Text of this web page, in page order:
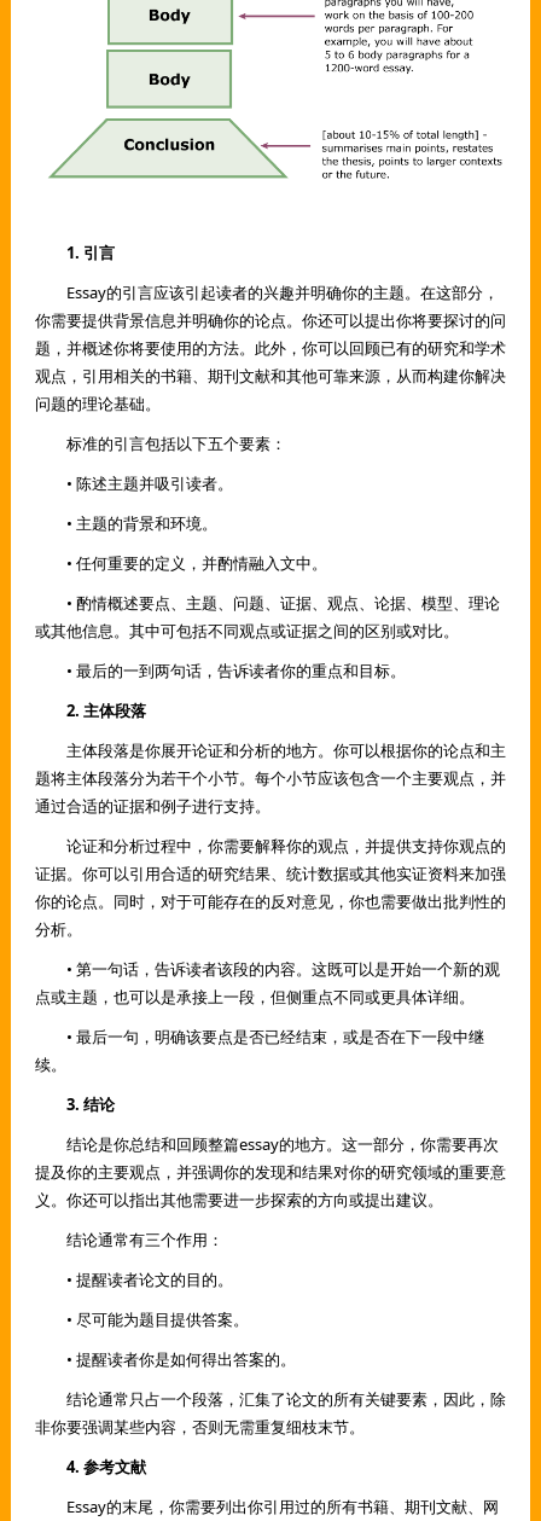
1. 引言
Essay的引言应该引起读者的兴趣并明确你的主题。在这部分，
你需要提供背景信息并明确你的论点。你还可以提出你将要探讨的问
题，并概述你将要使用的方法。此外，你可以回顾已有的研究和学术
观点，引用相关的书籍、期刊文献和其他可靠来源，从而构建你解决
问题的理论基础。
标准的引言包括以下五个要素：
• 陈述主题并吸引读者。
• 主题的背景和环境。
• 任何重要的定义，并酌情融入文中。
• 酌情概述要点、主题、问题、证据、观点、论据、模型、理论
或其他信息。其中可包括不同观点或证据之间的区别或对比。
• 最后的一到两句话，告诉读者你的重点和目标。
2. 主体段落
主体段落是你展开论证和分析的地方。你可以根据你的论点和主
题将主体段落分为若干个小节。每个小节应该包含一个主要观点，并
通过合适的证据和例子进行支持。
论证和分析过程中，你需要解释你的观点，并提供支持你观点的
证据。你可以引用合适的研究结果、统计数据或其他实证资料来加强
你的论点。同时，对于可能存在的反对意见，你也需要做出批判性的
分析。
• 第一句话，告诉读者该段的内容。这既可以是开始一个新的观
点或主题，也可以是承接上一段，但侧重点不同或更具体详细。
• 最后一句，明确该要点是否已经结束，或是否在下一段中继
续。
3. 结论
结论是你总结和回顾整篇essay的地方。这一部分，你需要再次
提及你的主要观点，并强调你的发现和结果对你的研究领域的重要意
义。你还可以指出其他需要进一步探索的方向或提出建议。
结论通常有三个作用：
• 提醒读者论文的目的。
• 尽可能为题目提供答案。
• 提醒读者你是如何得出答案的。
结论通常只占一个段落，汇集了论文的所有关键要素，因此，除
非你要强调某些内容，否则无需重复细枝末节。
4. 参考文献
Essay的末尾，你需要列出你引用过的所有书籍、期刊文献、网